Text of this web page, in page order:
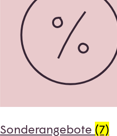
Sonderangebote (7)